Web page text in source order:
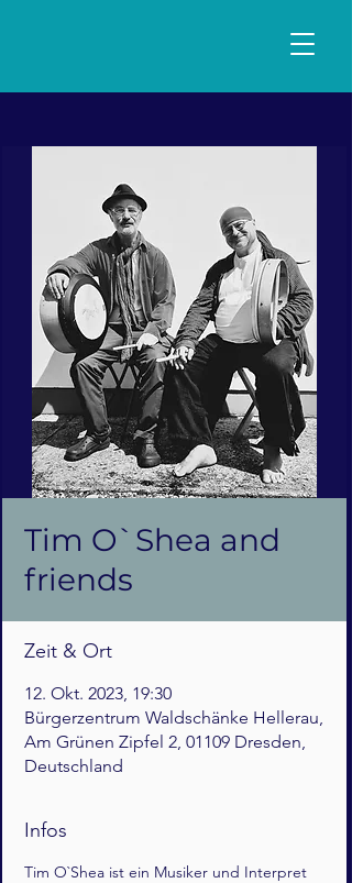
Tim O`Shea and
friends
Zeit & Ort
12. Okt. 2023, 19:30
Bürgerzentrum Waldschänke Hellerau,
Am Grünen Zipfel 2, 01109 Dresden,
Deutschland
Infos
Tim O`Shea ist ein Musiker und Interpret